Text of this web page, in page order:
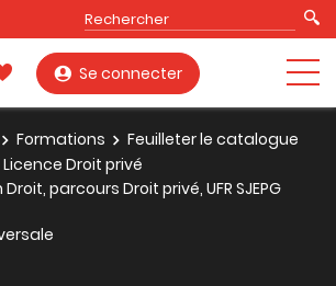
Se connecter
Formations
Feuilleter le catalogue
Licence Droit privé
parcours Droit privé, UFR SJEPG